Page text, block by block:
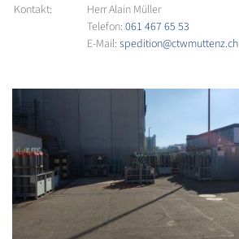
Kontakt:
Herr Alain Müller
Telefon: 061 467 65 53
E-Mail: spedition@ctwmuttenz.ch